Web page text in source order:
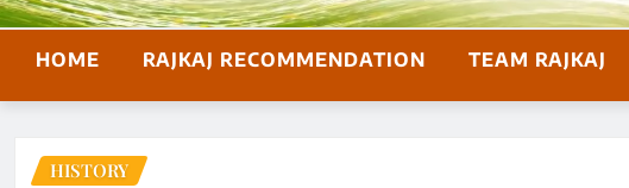
HOME RAJKAJ RECOMMENDATION TEAM RAJKAJ
HISTORY